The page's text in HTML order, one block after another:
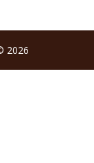
2026